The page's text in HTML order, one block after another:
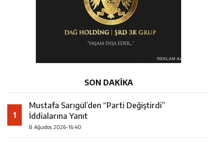
SON DAKİKA
1
Mustafa Sarıgül’den “Parti Değiştirdi”
İddialarına Yanıt
8 Ağustos 2026-16:40